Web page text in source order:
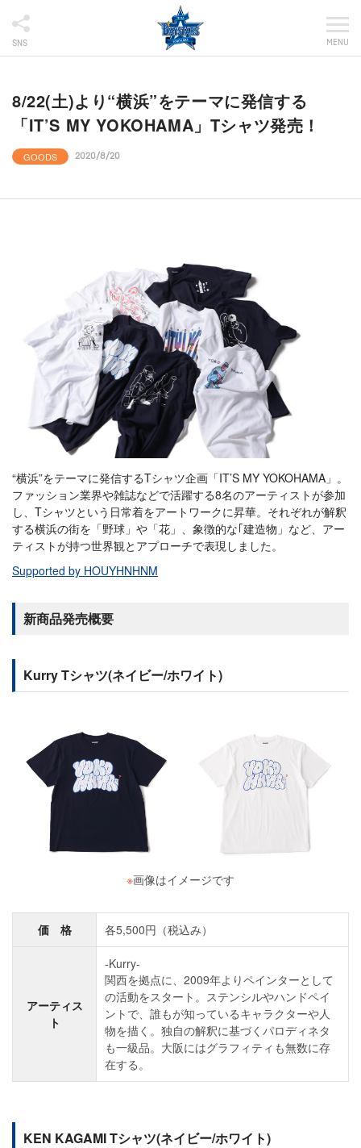
SNS MENU
8/22(土)より“横浜”をテーマに発信する
「IT’S MY YOKOHAMA」Tシャツ発売！
GOODS 2020/8/20
“横浜”をテーマに発信するTシャツ企画「IT’S MY YOKOHAMA」。
ファッション業界や雑誌などで活躍する8名のアーティストが参加
し、Tシャツという日常着をアートワークに昇華。それぞれが解釈
する横浜の街を「野球」や「花」、象徴的な｢建造物」など、アー
ティストが持つ世界観とアプローチで表現しました。
Supported by HOUYHNHNM
新商品発売概要
Kurry Tシャツ(ネイビー/ホワイト)
※画像はイメージです
価 格 各5,500円（税込み）
アーティス
ト
-Kurry-
関西を拠点に、2009年よりペインターとして
の活動をスタート。ステンシルやハンドペイ
ントで、誰もが知っているキャラクターや人
物を描く。独自の解釈に基づくパロディネタ
も一級品。大阪にはグラフィティも無数に存
在する。
KEN KAGAMI Tシャツ(ネイビー/ホワイト)